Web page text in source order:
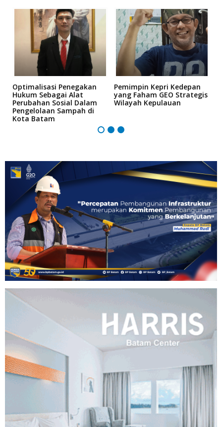
Optimalisasi Penegakan
Hukum Sebagai Alat
Perubahan Sosial Dalam
Pengelolaan Sampah di
Kota Batam
Pemimpin Kepri Kedepan
yang Faham GEO Strategis
Wilayah Kepulauan